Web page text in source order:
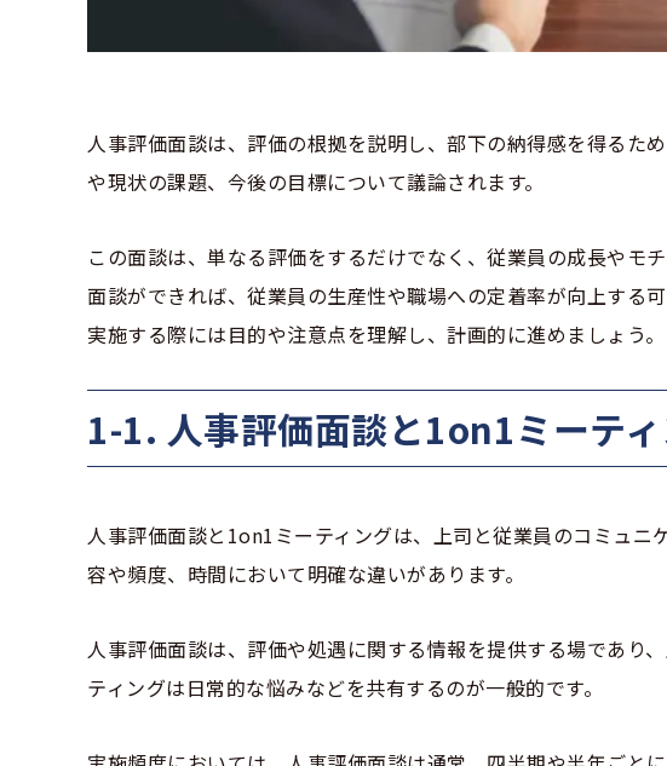
人事評価面談は、評価の根拠を説明し、部下の納得感を得るた
や現状の課題、今後の目標について議論されます。
この面談は、単なる評価をするだけでなく、従業員の成長やモ
面談ができれば、従業員の生産性や職場への定着率が向上する可
実施する際には目的や注意点を理解し、計画的に進めましょう。
1-1. 人事評価面談と1on1ミーテ
人事評価面談と1on1ミーティングは、上司と従業員のコミュ
容や頻度、時間において明確な違いがあります。
人事評価面談は、評価や処遇に関する情報を提供する場であり
ティングは日常的な悩みなどを共有するのが一般的です。